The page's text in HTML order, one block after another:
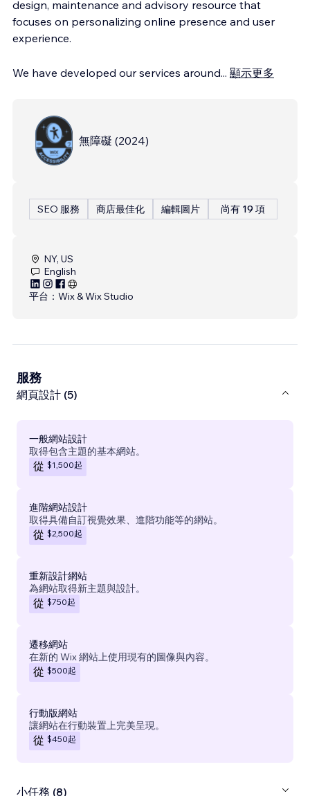
design, maintenance and advisory resource that
focuses on personalizing online presence and user
experience.
We have developed our services around... 顯示更多
無障礙 (2024)
SEO 服務 商店最佳化 編輯圖片 尚有 19 項
NY, US
English
平台： Wix & Wix Studio
服務
網頁設計 (5)
一般網站設計
取得包含主題的基本網站。
從 $1,500起
進階網站設計
取得具備自訂視覺效果、進階功能等的網站。
從 $2,500起
重新設計網站
為網站取得新主題與設計。
從 $750起
遷移網站
在新的 Wix 網站上使用現有的圖像與內容。
從 $500起
行動版網站
讓網站在行動裝置上完美呈現。
從 $450起
小任務 (8)